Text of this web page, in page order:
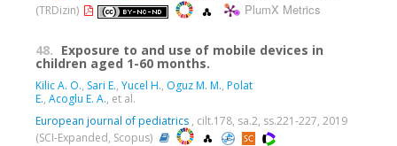
(TRDizin)
PlumX Metrics
48. Exposure to and use of mobile devices in
children aged 1-60 months.
Kilic A. O., Sari E., Yucel H., Oguz M. M., Polat
E., Acoglu E. A., et al.
European journal of pediatrics , cilt.178, sa.2, ss.221-227, 2019
(SCI-Expanded, Scopus)